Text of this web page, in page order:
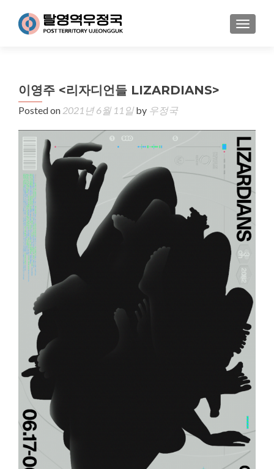
MENU
이영주 <리자디언들 LIZARDIANS>
Posted on 2021년 6월 11일by 우정국